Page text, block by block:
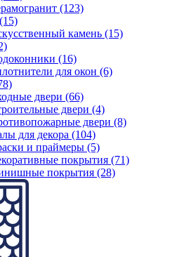
(123)
камень (15)
(16)
для окон (6)
двери (66)
двери (4)
двери (8)
для декора (104)
и праймеры (5)
покрытия (71)
покрытия (28)